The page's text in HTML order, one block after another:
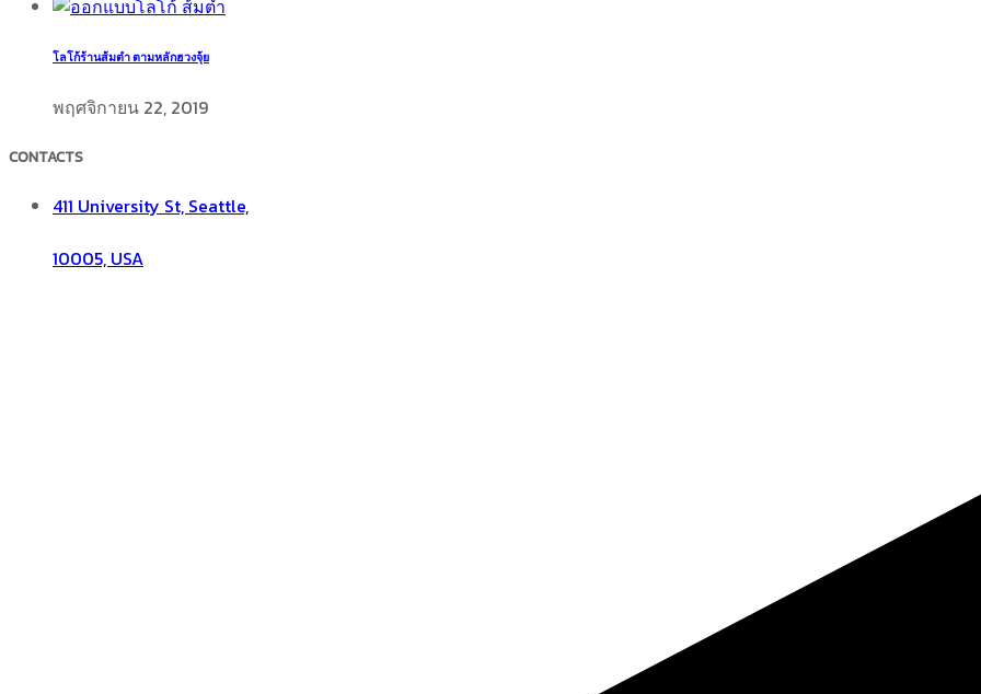
โลโก้ร้านส้มตำ ตามหลักฮวงจุ้ย
พฤศจิกายน 22, 2019
CONTACTS
411 University St, Seattle,
10005, USA